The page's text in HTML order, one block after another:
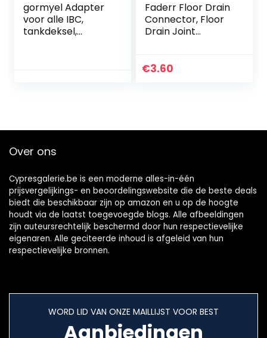
gormyel Adapter
voor alle IBC,
tankdeksel,
Faderr Floor Drain
Connector, Floor
Drain Joint
Universele Fit
Adapter
€3.60
Over ons
Cypresgalerie.be is een moderne alles-in-één
prijsvergelijkings- en beoordelingswebsite die de beste deals
biedt die beschikbaar zijn op amazon en u op de hoogte
houdt via de laatst toegevoegde blogs. Alle afbeeldingen
zijn auteursrechtelijk beschermd door hun respectievelijke
eigenaren. Alle geciteerde inhoud is afgeleid van hun
respectievelijke bronnen.
WORD LID VAN ONZE MAILLIJST VOOR BEST
Aanbiedingen